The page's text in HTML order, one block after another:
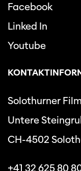
Facebook
Linked In
Youtube
Solothurner
Untere
CH-4502
+41 32 625 80